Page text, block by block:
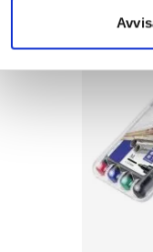
Vi använder
sociala medier och
till de sociala medier
med annan